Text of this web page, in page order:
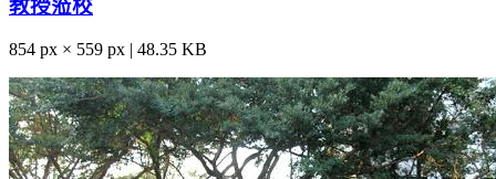
教授蒞校
854 px × 559 px | 48.35 KB